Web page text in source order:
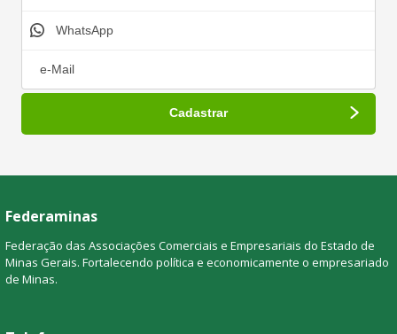
Federaminas
Federação das Associações Comerciais e Empresariais do Estado de
Minas Gerais. Fortalecendo política e economicamente o empresariado
de Minas.